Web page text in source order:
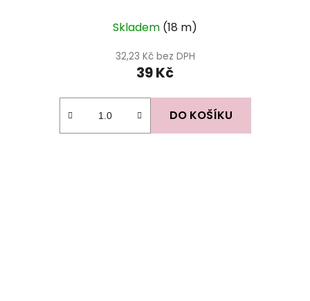
Skladem (18 m)
32,23 Kč bez DPH
39 Kč
DO KOŠÍKU